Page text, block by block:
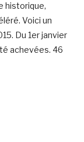
historique,
Voici un
Du 1er janvier
achevées. 46